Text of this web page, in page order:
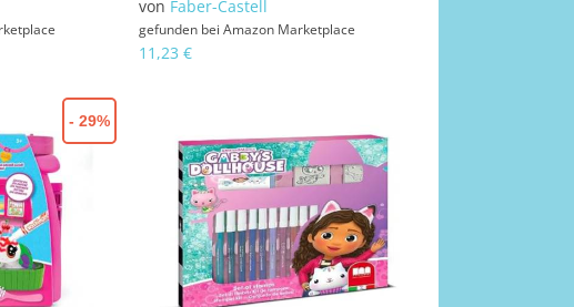
von Faber-Castell
gefunden bei Amazon Marketplace
11,23 €
- 29%